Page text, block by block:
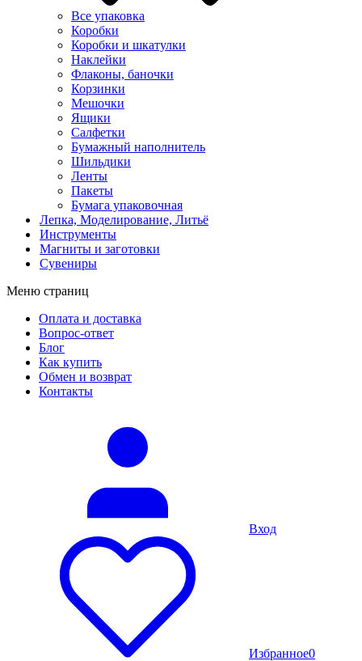
Все упаковка
Коробки
Коробки и шкатулки
Наклейки
Флаконы, баночки
Корзинки
Мешочки
Ящики
Салфетки
Бумажный наполнитель
Шильдики
Ленты
Пакеты
Бумага упаковочная
Лепка, Моделирование, Литьё
Инструменты
Магниты и заготовки
Сувениры
Меню страниц
Оплата и доставка
Вопрос-ответ
Блог
Как купить
Обмен и возврат
Контакты
Вход
Избранное0